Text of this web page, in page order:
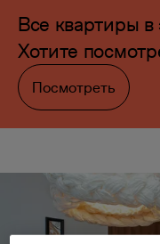
Все квартиры
Хотите
Посмотреть